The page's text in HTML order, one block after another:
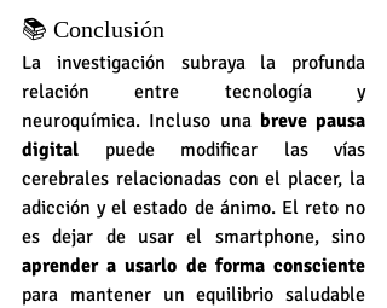
📚 Conclusión
La investigación subraya la profunda
relación entre tecnología y
neuroquímica. Incluso una breve pausa
digital puede modificar las vías
cerebrales relacionadas con el placer, la
adicción y el estado de ánimo. El reto no
aprender a usarlo de forma consciente
para mantener un equilibrio saludable